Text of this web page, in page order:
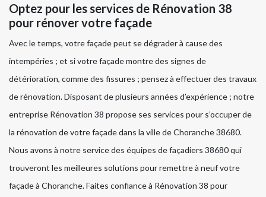
Optez pour les services de Rénovation 38
pour rénover votre façade
Avec le temps, votre façade peut se dégrader à cause des
intempéries ; et si votre façade montre des signes de
détérioration, comme des fissures ; pensez à effectuer des travaux
de rénovation. Disposant de plusieurs années d’expérience ; notre
entreprise Rénovation 38 propose ses services pour s’occuper de
la rénovation de votre façade dans la ville de Choranche 38680.
Nous avons à notre service des équipes de façadiers 38680 qui
trouveront les meilleures solutions pour remettre à neuf votre
façade à Choranche. Faites confiance à Rénovation 38 pour